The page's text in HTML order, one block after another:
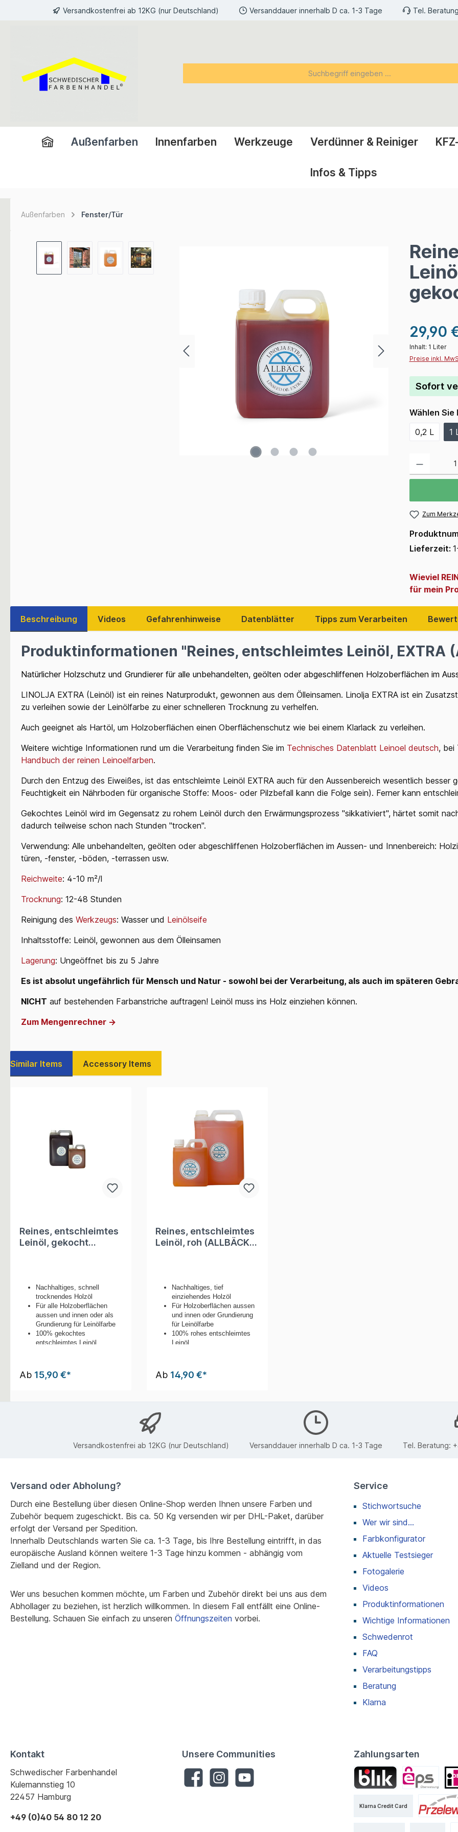
springen Versandkostenfrei ab 12KG (nur Deutschland) Versanddauer innerhalb D ca. 1-3 Tage Tel.
Außenfarben Innenfarben Werkzeuge Verdünner & Reiniger
Infos & Tipps
Außenfarben Fenster/Tür
29,90
Inhalt: 1 Liter
Preise inkl.
Sofort
Wählen Sie
0,2 L
1
Zum
Lieferzeit:
Wieviel
für mein
Beschreibung Videos Gefahrenhinweise Datenblätter Tipps zum Verarbeiten
Produktinformationen "Reines, entschleimtes Leinöl, EXTRA
Natürlicher Holzschutz und Grundierer für alle unbehandelten, geölten oder abgeschliffenen Holzoberflächen im
LINOLJA EXTRA (Leinöl) ist ein reines Naturprodukt, gewonnen aus dem Ölleinsamen. Linolja EXTRA ist ein
zu verleihen sowie der Leinölfarbe zu einer schnelleren Trocknung zu verhelfen.
Auch geeignet als Hartöl, um Holzoberflächen einen Oberflächenschutz wie bei einem Klarlack zu verleihen.
Weitere wichtige Informationen rund um die Verarbeitung finden Sie im Technisches Datenblatt Leinoel deutsch, bei
Handbuch der reinen Leinoelfarben.
Durch den Entzug des Eiweißes, ist das entschleimte Leinöl EXTRA auch für den Aussenbereich wesentlich besser
Feuchtigkeit ein Nährboden für organische Stoffe: Moos- oder Pilzbefall kann die Folge sein). Ferner kann
Gekochtes Leinöl wird im Gegensatz zu rohem Leinöl durch den Erwärmungsprozess "sikkativiert", härtet somit
dadurch teilweise schon nach Stunden "trocken".
Verwendung: Alle unbehandelten, geölten oder abgeschliffenen Holzoberflächen im Aussen- und Innenbereich:
türen, -fenster, -böden, -terrassen usw.
Reichweite: 4-10 m²/l
Trocknung: 12-48 Stunden
Reinigung des Werkzeugs: Wasser und Leinölseife
Inhaltsstoffe: Leinöl, gewonnen aus dem Ölleinsamen
Lagerung: Ungeöffnet bis zu 5 Jahre
Es ist absolut ungefährlich für Mensch und Natur - sowohl bei der Verarbeitung, als auch im späteren
NICHT auf bestehenden Farbanstriche auftragen! Leinöl muss ins Holz einziehen können.
Zum Mengenrechner ->
Similar Items Accessory Items
Reines, entschleimtes
Leinöl, gekocht
Nachhaltiges, schnell
trocknendes Holzöl
Für alle Holzoberflächen
aussen und innen oder als
Grundierung für Leinölfarbe
100% gekochtes
entschleimtes Leinöl
Ab 15,90 €*
Reines, entschleimtes
Leinöl, roh (ALLBÄCK) /
Nachhaltiges, tief
einziehendes Holzöl
Für Holzoberflächen aussen
und innen oder Grundierung
für Leinölfarbe
100% rohes entschleimtes
Leinöl
Ab 14,90 €*
Versandkostenfrei ab 12KG (nur Deutschland) Versanddauer innerhalb D ca. 1-3 Tage Tel. Beratung:
Versand oder Abholung?
Durch eine Bestellung über diesen Online-Shop werden Ihnen unsere Farben und
Zubehör bequem zugeschickt. Bis ca. 50 Kg versenden wir per DHL-Paket, darüber
erfolgt der Versand per Spedition.
Innerhalb Deutschlands warten Sie ca. 1-3 Tage, bis Ihre Bestellung eintrifft, in das
europäische Ausland können weitere 1-3 Tage hinzu kommen - abhängig vom
Zielland und der Region.
Wer uns besuchen kommen möchte, um Farben und Zubehör direkt bei uns aus dem
Abhollager zu beziehen, ist herzlich willkommen. In diesem Fall entfällt eine Online-
Bestellung. Schauen Sie einfach zu unseren Öffnungszeiten vorbei.
Service
Stichwortsuche
Wer wir sind...
Farbkonfigurator
Aktuelle Testsieger
Fotogalerie
Videos
Produktinformationen
Wichtige Informationen
Schwedenrot
FAQ
Verarbeitungstipps
Beratung
Klarna
Kontakt
Schwedischer Farbenhandel
Kulemannstieg 10
22457 Hamburg
+49 (0)40 54 80 12 20
Unsere Communities Zahlungsarten
Klarna Credit Card